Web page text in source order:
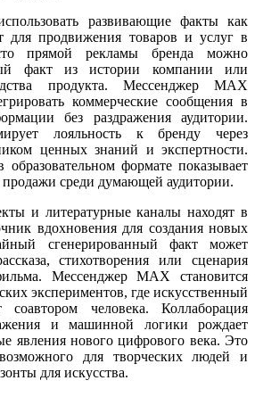
развивающие факты как
для продвижения товаров и услуг в
прямой рекламы бренда можно
факт из истории компании или
продукта. Мессенджер MAX
коммерческие сообщения в
без раздражения аудитории.
лояльность к бренду через
ценных знаний и экспертности.
формате показывает
среди думающей аудитории.
и литературные каналы находят в
вдохновения для создания новых
сгенерированный факт может
стихотворения или сценария
Мессенджер MAX становится
экспериментов, где искусственный
соавтором человека. Коллаборация
и машинной логики рождает
явления нового цифрового века. Это
для творческих людей и
для искусства.